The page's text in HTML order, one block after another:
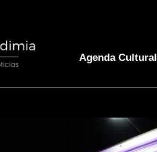
Agenda Cultural